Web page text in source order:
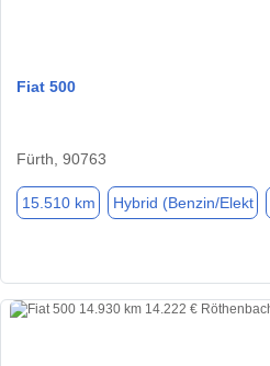
Fiat 500
Fürth, 90763
15.510 km Hybrid (Benzin/Elekt